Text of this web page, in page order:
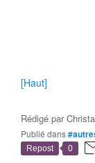
[Haut]
Rédigé par
Publié dans
Repost 0